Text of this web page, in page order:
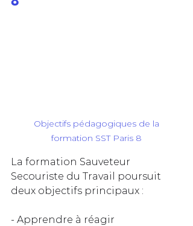
Objectifs pédagogiques de la
formation SST Paris 8
La formation Sauveteur
Secouriste du Travail poursuit
deux objectifs principaux :
- Apprendre à réagir